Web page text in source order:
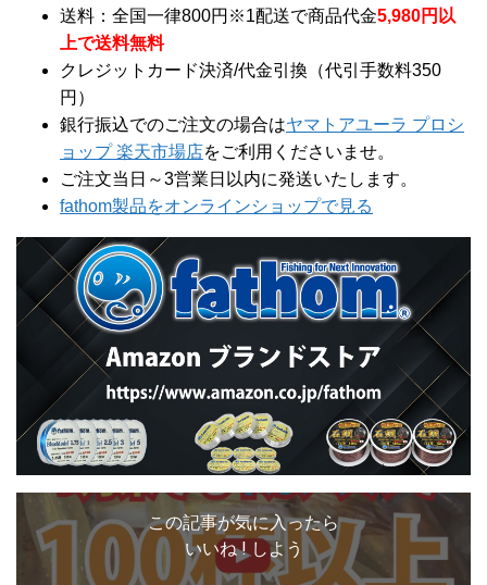
送料：全国一律800円※1配送で商品代金5,980円以
上で送料無料
クレジットカード決済/代金引換（代引手数料350
円）
銀行振込でのご注文の場合はヤマトアユーラ プロシ
ョップ 楽天市場店をご利用くださいませ。
ご注文当日～3営業日以内に発送いたします。
fathom製品をオンラインショップで見る
この記事が気に入ったら
いいね ! しよう